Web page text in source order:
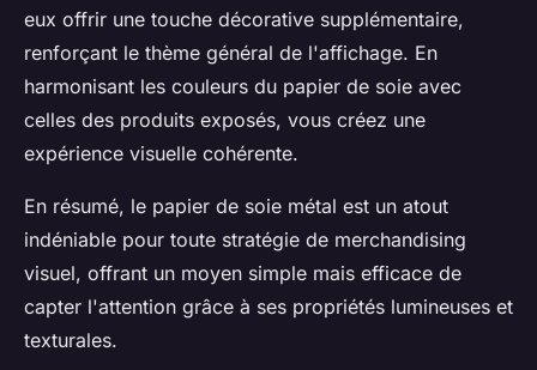
eux offrir une touche décorative supplémentaire,
renforçant le thème général de l'affichage. En
harmonisant les couleurs du papier de soie avec
celles des produits exposés, vous créez une
expérience visuelle cohérente.
En résumé, le papier de soie métal est un atout
indéniable pour toute stratégie de merchandising
visuel, offrant un moyen simple mais efficace de
capter l'attention grâce à ses propriétés lumineuses et
texturales.